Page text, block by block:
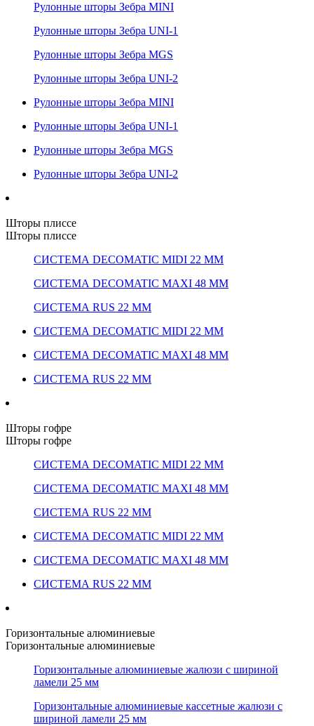
Рулонные шторы Зебра MINI
Рулонные шторы Зебра UNI-1
Рулонные шторы Зебра MGS
Рулонные шторы Зебра UNI-2
Рулонные шторы Зебра MINI
Рулонные шторы Зебра UNI-1
Рулонные шторы Зебра MGS
Рулонные шторы Зебра UNI-2
Шторы плиссе
Шторы плиссе
СИСТЕМА DECOMATIC MIDI 22 ММ
СИСТЕМА DECOMATIC MAXI 48 ММ
СИСТЕМА RUS 22 ММ
СИСТЕМА DECOMATIC MIDI 22 ММ
СИСТЕМА DECOMATIC MAXI 48 ММ
СИСТЕМА RUS 22 ММ
Шторы гофре
Шторы гофре
СИСТЕМА DECOMATIC MIDI 22 ММ
СИСТЕМА DECOMATIC MAXI 48 ММ
СИСТЕМА RUS 22 ММ
СИСТЕМА DECOMATIC MIDI 22 ММ
СИСТЕМА DECOMATIC MAXI 48 ММ
СИСТЕМА RUS 22 ММ
Горизонтальные алюминиевые
Горизонтальные алюминиевые
Горизонтальные алюминиевые жалюзи с шириной
ламели 25 мм
Горизонтальные алюминиевые кассетные жалюзи с
шириной ламели 25 мм